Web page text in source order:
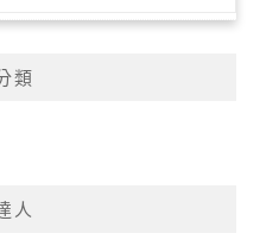
類
人